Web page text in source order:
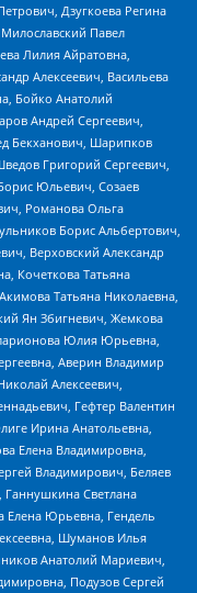
Дзугкоева Регина
Павел
Лилия Айратовна,
Алексеевич, Васильева
Бойко Анатолий
Андрей Сергеевич,
Бекханович, Шарипков
Григорий Сергеевич,
Юльевич, Созаев
Романова Ольга
Борис Альбертович,
Верховский Александр
Кочеткова Татьяна
Татьяна Николаевна,
Ян Збигневич, Жемкова
Юлия Юрьевна,
Аверин Владимир
Алексеевич,
Гефтер Валентин
Ирина Анатольевна,
Елена Владимировна,
Владимирович, Беляев
Ганнушкина Светлана
Елена Юрьевна, Гендель
Шуманов Илья
Анатолий Мариевич,
Подузов Сергей